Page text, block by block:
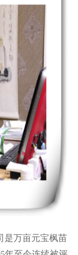
万亩元宝枫苗